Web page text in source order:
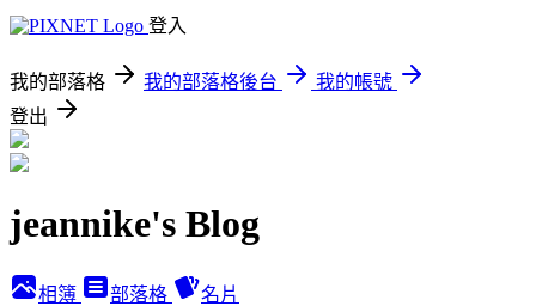
登入
我的部落格 我的部落格後台
我的帳號
登出
jeannike's Blog
相簿 部落格 名片